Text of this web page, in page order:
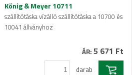
König & Meyer 10711
szállítótáska vízálló szállítótáska a 10700 és
10041 állványhoz
ÁR: 5 671 Ft
darab